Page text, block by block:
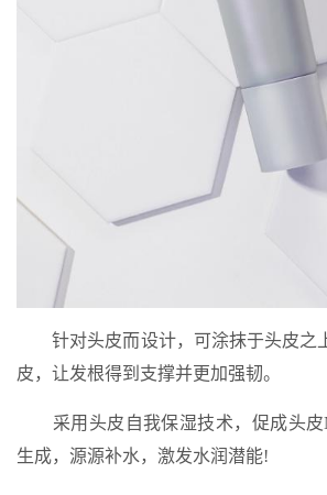
针对头皮而设计，可涂抹于头皮之
皮，让发根得到支撑并更加强韧。
采用头皮自我保湿技术，促成头皮
生成，源源补水，激发水润潜能!